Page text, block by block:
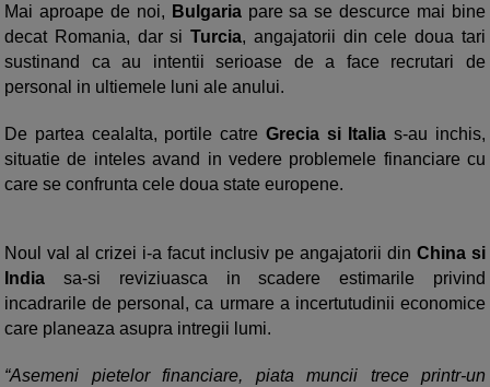
Mai aproape de noi, Bulgariapare sa se descurce mai bine
decat Romania, dar si Turcia, angajatorii din cele doua tari
sustinand ca au intentii serioase de a face recrutari de
personal in ultiemele luni ale anului.
De partea cealalta, portile catre Grecia si Italia s-au inchis,
situatie de inteles avand in vedere problemele financiare cu
care se confrunta cele doua state europene.
Noul val al crizei i-a facut inclusiv pe angajatorii din China si
India sa-si reviziuasca in scadere estimarile privind
incadrarile de personal, ca urmare a incertutudinii economice
care planeaza asupra intregii lumi.
“Asemeni pietelor financiare, piata muncii trece printr-un